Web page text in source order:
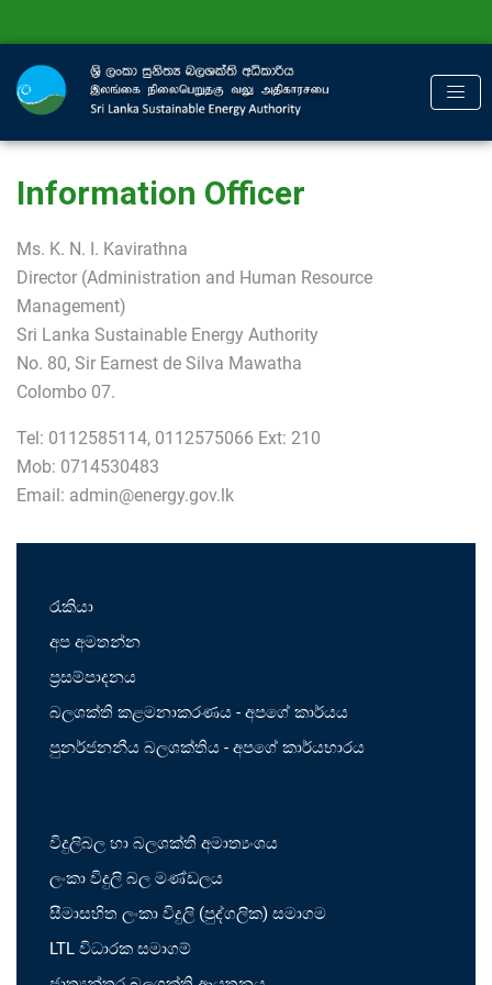
Information Officer
Ms. K. N. I. Kavirathna
Director (Administration and Human Resource
Management)
Sri Lanka Sustainable Energy Authority
No. 80, Sir Earnest de Silva Mawatha
Colombo 07.
Tel: 0112585114, 0112575066 Ext: 210
Mob: 0714530483
Email: admin@energy.gov.lk
රැකියා
අප අමතන්න
ප්‍රසම්පාදනය
බලශක්ති කළමනාකරණය - අපගේ කාර්යය
පුනර්ජනනීය බලශක්තිය - අපගේ කාර්යභාරය
විදුලිබල හා බලශක්ති අමාත්‍යංශය
ලංකා විදුලි බල මණ්ඩලය
සීමාසහිත ලංකා විදුලි (පුද්ගලික) සමාගම
LTL විධාරක සමාගම්